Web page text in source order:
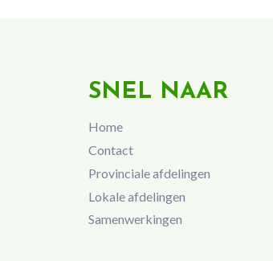
SNEL NAAR
Home
Contact
Provinciale afdelingen
Lokale afdelingen
Samenwerkingen